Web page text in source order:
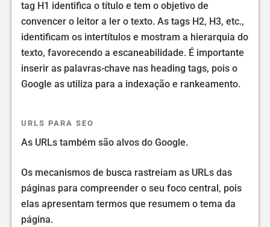
tag H1 identifica o título e tem o objetivo de
convencer o leitor a ler o texto. As tags H2, H3, etc.,
identificam os intertítulos e mostram a hierarquia do
texto, favorecendo a escaneabilidade. É importante
inserir as palavras-chave nas heading tags, pois o
Google as utiliza para a indexação e rankeamento.
URLS PARA SEO
As URLs também são alvos do Google.
Os mecanismos de busca rastreiam as URLs das
páginas para compreender o seu foco central, pois
elas apresentam termos que resumem o tema da
página.